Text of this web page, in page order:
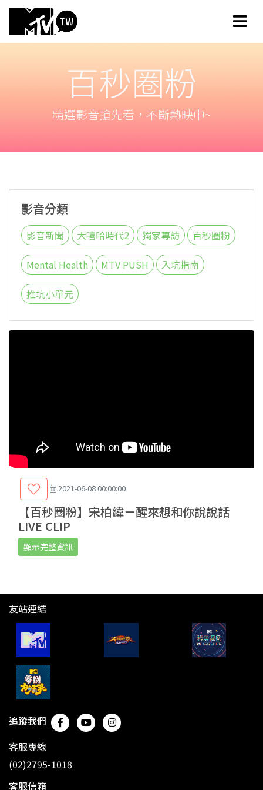
百秒圈粉
精選影音搶先看，不斷熱映中~
影音分類
影音新聞 大嘻哈時代2 獨家專訪 百秒圈粉
Mental Health MTV PUSH 入坑指南
推坑小單元
2021-06-08 00:00:00
【百秒圈粉】宋柏緯－醒來想和你說說話
LIVE CLIP
顯示完整資訊
友站連結
追蹤我們
客服專線
(02)2795-1018
客服信箱